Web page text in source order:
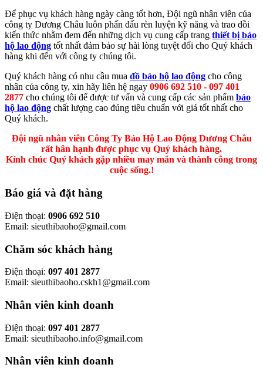
Để phục vụ khách hàng ngày càng tốt hơn, Đội ngũ nhân viên của
công ty Dương Châu luôn phấn đấu rèn luyện kỹ năng và trao dồi
kiến thức nhằm đem đến những dịch vụ cung cấp trang thiết bị bảo
hộ lao động tốt nhất đảm bảo sự hài lòng tuyệt đối cho Quý khách
hàng khi đến với công ty chúng tôi.
Quý khách hàng có nhu cầu mua đồ bảo hộ lao động cho công
nhân của công ty, xin hãy liên hệ ngay 0906 692 510 - 097 401
2877 cho chúng tôi để được tư vấn và cung cấp các sản phẩm bảo
hộ lao động chất lượng cao đúng tiêu chuẩn với giá tốt nhất cho
Quý khách.
Đội ngũ nhân viên Công Ty Bảo Hộ Lao Động Dương Châu
rất hân hạnh được phục vụ Quý khách hàng.
Kính chúc Quý khách gặp nhiều may mắn và thành công trong
cuộc sống.!
Báo giá và đặt hàng
Điện thoại: 0906 692 510
Email: sieuthibaoho@gmail.com
Chăm sóc khách hàng
Điện thoại: 097 401 2877
Email: sieuthibaoho.cskh1@gmail.com
Nhân viên kinh doanh
Điện thoại: 097 401 2877
Email: sieuthibaoho.info@gmail.com
Nhân viên kinh doanh